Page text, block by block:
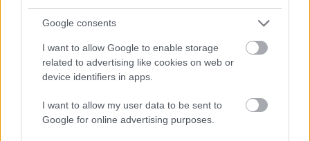
Google consents
I want to allow Google to enable storage
related to advertising like cookies on web or
device identifiers in apps.
I want to allow my user data to be sent to
Google for online advertising purposes.
170878 Jan Rasch
Kúpeľni dominuje
vaňa. Vaňa aj batérie
Kúpeľňa v prírodných
navodzuje atmosféru